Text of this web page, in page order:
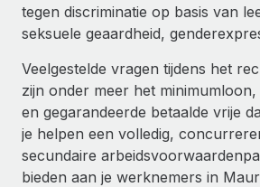
Entiteiten oprichten
Stel snel compliant entiteiten op
Mobiliteit en overplaatsing
Plaats werknemers moeiteloos
Secundaire arbeidsvoorwaarden
Eenvoudig secundaire
beheren
Contractor Management
Naar de blog
BLOG
tegen discriminatie op basis van
seksuele geaardheid,
Veelgestelde vragen tijdens het
zijn onder meer het
en gegarandeerde betaalde vrije
je helpen een volledig,
secundaire
bieden aan je werknemers in